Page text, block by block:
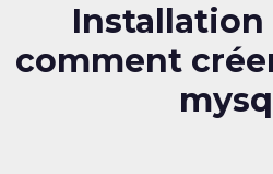
comment